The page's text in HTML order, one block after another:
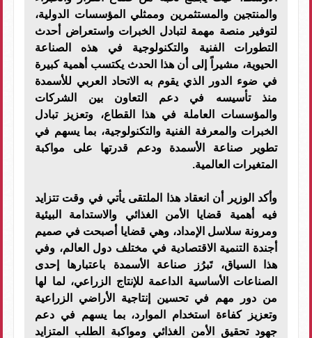
والمنتجين والمستثمرين وممثلي المؤسسات الدولية،
لتوفير منصة مهمة لتبادل الخبرات واستعراض أحدث
التطورات الفنية والتكنولوجية في هذه الصناعة
الحيوية، مشيراً إلى أن هذا الحدث يكتسب أهمية كبيرة
في ضوء الدور الذي يقوم به الاتحاد العربي للأسمدة
منذ تأسيسه في دعم التعاون بين الشركات
والمؤسسات العاملة في هذا القطاع، وتعزيز تبادل
الخبرات والمعرفة الفنية والتكنولوجية، بما يسهم في
تطوير صناعة الأسمدة ودعم قدرتها على مواكبة
المتغيرات العالمية.
وأكد الوزير أن انعقاد هذا الملتقى يأتي في وقت تتزايد
فيه أهمية قضايا الأمن الغذائي والاستدامة البيئية
ومرونة سلاسل الإمداد، وهي قضايا أصبحت في صميم
أجندة التنمية الاقتصادية في مختلف دول العالم، وفي
هذا السياق، تَبرُز صناعة الأسمدة باعتبارها إحدى
الصناعات الأساسية الداعمة للإنتاج الزراعي، لما لها
من دور مهم في تحسين إنتاجية الأراضي الزراعية
وتعزيز كفاءة استخدام الموارد، بما يسهم في دعم
جهود تحقيق الأمن الغذائي ومواكبة الطلب المتزايد